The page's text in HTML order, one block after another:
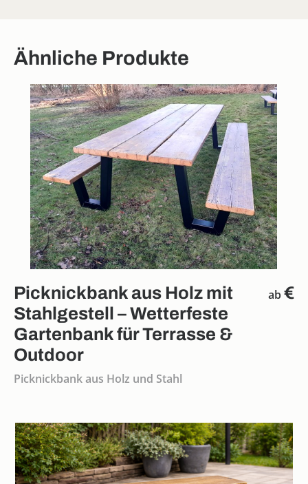
Ähnliche Produkte
Picknickbank aus Holz mit
Stahlgestell – Wetterfeste
Gartenbank für Terrasse &
Outdoor
ab€
Picknickbank aus Holz und Stahl